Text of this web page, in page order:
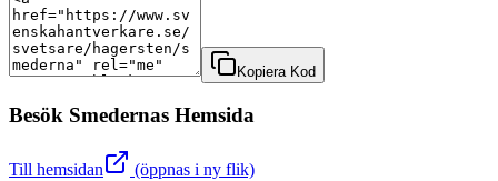
Kopiera Kod
Besök Smedernas Hemsida
Till hemsidan
(öppnas i ny flik)